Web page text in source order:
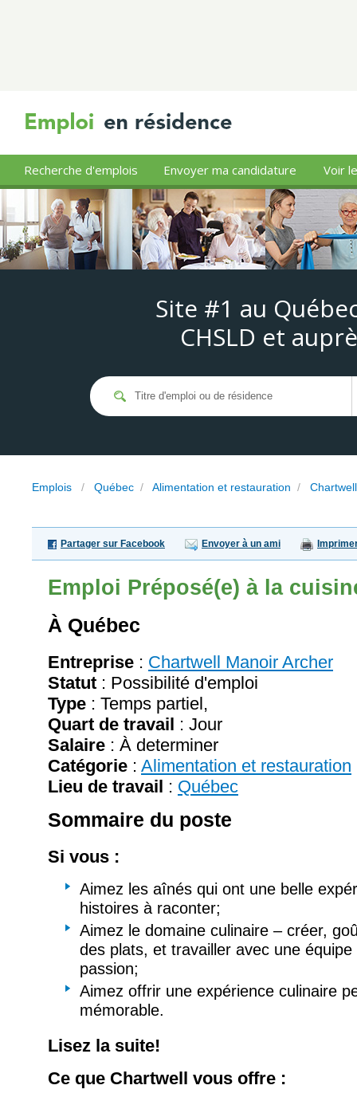
Recherche d'emplois Envoyer ma candidature Voir
Site #1 au
CHSLD et
Emplois / Québec / Alimentation et restauration / Chartwell
Partager sur Facebook Envoyer à un ami
Emploi Préposé(e) à la
À Québec
Entreprise : Chartwell Manoir Archer
Statut : Possibilité d'emploi
Type : Temps partiel,
Quart de travail : Jour
Salaire : À determiner
Catégorie : Alimentation et restauration
Lieu de travail : Québec
Sommaire du poste
Si vous :
Aimez les aînés qui ont une belle
histoires à raconter;
Aimez le domaine culinaire – créer,
des plats, et travailler avec une
passion;
Aimez offrir une expérience culinaire
mémorable.
Lisez la suite!
Ce que Chartwell vous offre :